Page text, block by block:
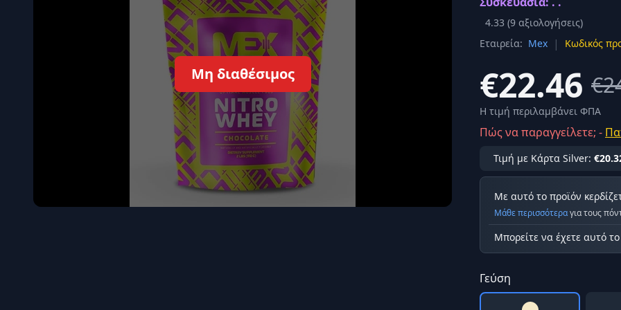
Όγκου
Διεγερτικά
Τεστοστερόνης
Προβολή όλων των αποτελεσμάτων
Μη διαθέσιμος
4.33 (9 αξιολογήσεις)
Εταιρεία: Mex | Κωδικός
€22.46
Η τιμή περιλαμβάνει ΦΠΑ
Πώς να παραγγείλετε; -
Τιμή με Κάρτα Silver:
Με αυτό το προϊόν
Μάθε περισσότεραγια τους
Μπορείτε να έχετε αυτό
Γεύση
Σύνδεση
Εγγραφείτε εδώ
Επιστροφή